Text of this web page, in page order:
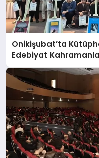
Onikişubat’ta
Edebiyat